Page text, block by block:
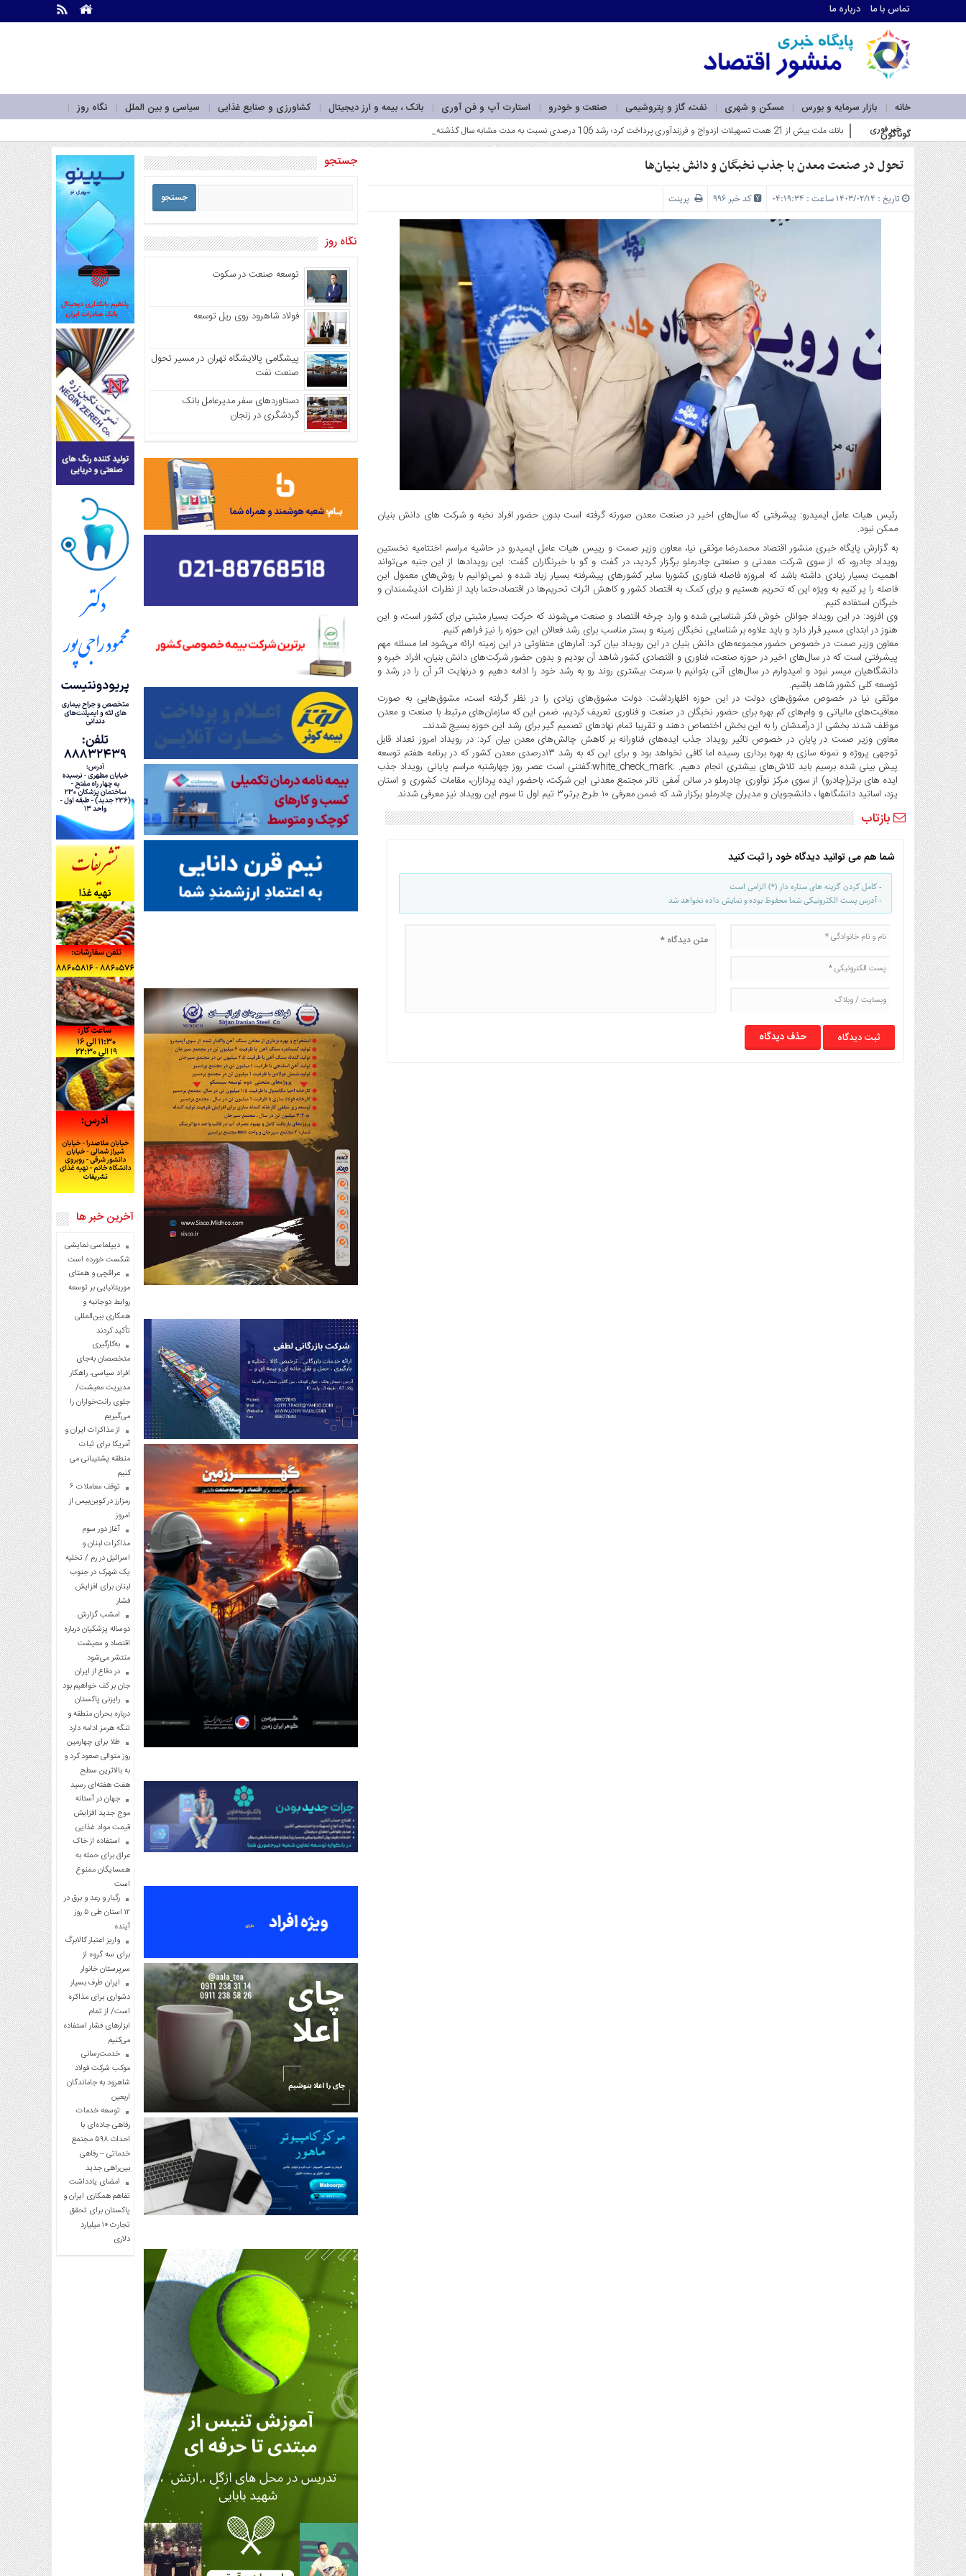
تماس با ما درباره ما
خانه بازار سرمایه و بورس مسکن و شهری نفت، گاز و پتروشیمی صنعت و خودرو استارت آپ و فن آوری بانک ، بیمه و ارز دیجیتال کشاورزی و صنایع غذایی سیاسی و بین الملل
نگاه روز
گوناگون
ما
درباره
سرویس
ها
خانه
بازار
سرمایه
و
بورس
مسکن
و
شهری
نفت،
گاز
و
پتروشیمی
صنعت
و
خودرو
استارت
آپ
و
فن
آوری
بانک
،
بیمه
و
ارز
دیجیتال
کشاورزی
و
صنایع
غذایی
سیاسی
و
بین
الملل
نگاه
روز
گوناگون
خبر فوری فاز اول _
تحول در صنعت معدن با جذب نخبگان و دانش بنیان‌ها
تاریخ : ۱۴۰۳/۰۲/۱۴ ساعت : ۰۴:۱۹:۳۴ کد خبر 996 پرینت
رئیس هیات عامل ایمیدرو: پیشرفتی که سال‌های اخیر در صنعت معدن صورته گرفته است بدون حضور افراد نخبه و شرکت های دانش بنیان
ممکن نبود.
به گزارش پایگاه خبری منشور اقتصاد محمدرضا موثقی نیا، معاون وزیر صمت و رییس هیات عامل ایمیدرو در حاشیه مراسم اختتامیه نخستین
رویداد چادرو، که از سوی شرکت معدنی و صنعتی چادرملو برگزار گردید، در گفت و گو با خبرنگاران گفت: این رویداد‌ها از این جنبه می‌تواند
اهمیت بسیار زیادی داشته باشد که امروزه فاصله‌ فناوری کشوربا سایر کشورهای پیشرفته بسیار زیاد شده و نمی‌توانیم با روش‌های معمول این
فاصله را پر کنیم به ویژه این که تحریم هستیم و برای کمک به اقتصاد کشور و کاهش اثرات تحریم‌ها در اقتصاد،حتما باید از نظرات اندیشمندان و
خبرگان استفاده کنیم.
وی افزود: در این رویداد جوانان خوش فکر شناسایی شده و وارد چرخه اقتصاد و صنعت می‌شوند که حرکت بسیار مثبتی برای کشور است، و این
هنوز در ابتدای مسیر قرار دارد و باید علاوه بر شناسایی نخبگان زمینه و بستر مناسب برای رشد فعالان این حوزه را نیز فراهم کنیم.
معاون وزیر صمت در خصوص حضور مجموعه‌های دانش بنیان در این رویداد بیان کرد: آمارهای متفاوتی در این زمینه ارائه می‌شود اما مسئله مهم
پیشرفتی است که در سال‌های اخیر در حوزه صنعت، فناوری و اقتصادی کشور شاهد آن بودیم و بدون حضور شرکت‌های دانش بنیان، افراد خبره و
دانشگاهیان میسر نبود و امیدوارم در سال‌های آتی بتوانیم با سرعت بیشتری روند رو به رشد خود را ادامه دهیم و درنهایت اثر آن را در رشد و
توسعه کلی کشور شاهد باشیم.
موثقی نیا در خصوص مشوق‌های دولت در این حوزه اظهارداشت: دولت مشوق‌های زیادی را در نظر گرفته است، مشوق‌هایی به صورت
معافیت‌های مالیاتی و وام‌های کم بهره برای حضور نخبگان در صنعت و فناوری تعریف کردیم، ضمن این که سازمان‌های مرتبط با صنعت و معدن
موظف شدند بخشی از درآمدشان را به این بخش اختصاص دهند و تقریبا تمام نهاد‌های تصمیم گیر برای رشد این حوزه بسیج شدندـ
معاون وزیر صمت در پایان در خصوص تاثیر رویداد جذب ایده‌های فناورانه بر کاهش چالش‌های معدن بیان کرد: در رویداد امروز تعداد قابل
توجهی پروژه و نمونه سازی به بهره برداری رسیده اما کافی نخواهد بود و برای این که به رشد ۱۳درصدی معدن کشور که در برنامه هفتم توسعه
پیش بینی شده برسیم باید تلاش‌های بیشتری انجام دهیم. :white_check_mark:گفتنی است عصر روز چهارشنبه مراسم پایانی رویداد جذب
ایده های برتر(چادرو) از سوی مرکز نوآوری چادرملو در سالن آمفی تاتر مجتمع معدنی این شرکت، باحضور ایده پردازان، مقامات کشوری و استان
یزد، اساتید دانشگاهها ، دانشجویان و مدیران چادرملو برکزار شد که ضمن معرفی ۱۰ طرح برتر،۳ تیم اول تا سوم این رویداد نیز معرفی شدند.
بازتاب
شما هم می توانید دیدگاه خود را ثبت کنید
- کامل کردن گزینه های ستاره دار (*) الزامی است
- آدرس پست الکترونیکی شما محفوظ بوده و نمایش داده نخواهد شد
حذف دیدگاه
جستجو
نگاه روز
توسعه صنعت در سکوت
فولاد شاهرود روی ریل توسعه
پیشگامی پالایشگاه تهران در مسیر تحول
صنعت نفت
دستاوردهای سفر مدیرعامل بانک
گردشگری در زنجان
آخرین خبر ها
دیپلماسی نمایشی
شکست خورده است
عراقچی و همتای
موریتانیایی بر توسعه
روابط دوجانبه و
همکاری بین‌المللی
تأکید کردند
به‌کارگیری
متخصصان به‌جای
افراد سیاسی، راهکار
مدیریت معیشت/
جلوی رانت‌خواران را
می‌گیریم
از مذاکرات ایران و
آمریکا برای ثبات
منطقه پشتیبانی می
کنیم
توقف معاملات ۶
رمزارز در کوین‌بیس از
امروز
آغاز دور سوم
مذاکرات لبنان و
اسرائیل در رم / تخلیه
یک شهرک در جنوب
لبنان برای افزایش
فشار
امشب گزارش
دوساله پزشکیان درباره
اقتصاد و معیشت
منتشر می‌شود
در دفاع از ایران
جان بر کف خواهیم بود
رایزنی پاکستان
درباره بحران منطقه و
تنگه هرمز ادامه دارد
طلا برای چهارمین
روز متوالی صعود کرد و
به بالاترین سطح
هفت هفته‌ای رسید
جهان در آستانه
موج جدید افزایش
قیمت مواد غذایی
استفاده از خاک
عراق برای حمله به
همسایگان ممنوع
است
رگبار و رعد و برق در
۱۲ استان طی ۵ روز
آینده
واریز اعتبار کالابرگ
برای سه گروه از
سرپرستان خانوار
ایران طرف بسیار
دشواری برای مذاکره
است/ از تمام
ابزارهای فشار استفاده
می‌کنیم
خدمت‌رسانی
موکب شرکت فولاد
شاهرود به جاماندگان
اربعین
توسعه خدمات
رفاهی جاده‌ای با
احداث ۵۹۸ مجتمع
خدماتی – رفاهی
بین‌راهی جدید
امضای یادداشت
تفاهم همکاری ایران و
پاکستان برای تحقق
تجارت ۱۰ میلیارد
دلاری